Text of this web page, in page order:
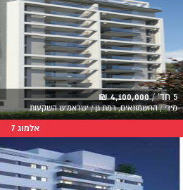
5 חד' / 4,100,000 ₪
מידי / החשמונאים, רמת גן / ישראמיש השקעות
אלמוג 7